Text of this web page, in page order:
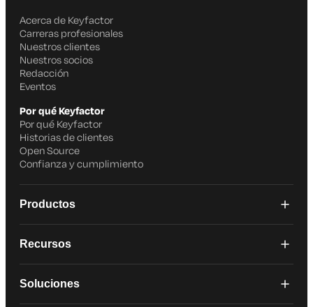
Acerca de Keyfactor
Carreras profesionales
Nuestros clientes
Nuestros socios
Redacción
Eventos
Por qué Keyfactor
Por qué Keyfactor
Historias de clientes
Open Source
Confianza y cumplimiento
Productos
Recursos
Soluciones